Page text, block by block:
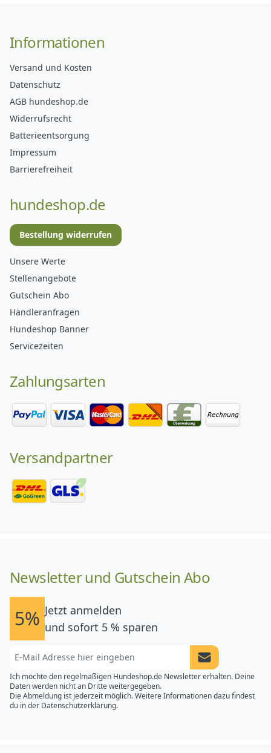
Informationen
Versand und Kosten
Datenschutz
AGB hundeshop.de
Widerrufsrecht
Batterieentsorgung
Impressum
Barrierefreiheit
hundeshop.de
Bestellung widerrufen
Unsere Werte
Stellenangebote
Gutschein Abo
Händleranfragen
Hundeshop Banner
Servicezeiten
Zahlungsarten
Versandpartner
Newsletter und Gutschein Abo
5% Jetzt anmelden
und sofort 5 % sparen
Newsletter
Ich möchte den regelmäßigen Hundeshop.de Newsletter erhalten. Deine
Daten werden nicht an Dritte weitergegeben.
Die Abmeldung ist jederzeit möglich. Weitere Informationen dazu findest
du in der Datenschutzerklärung.